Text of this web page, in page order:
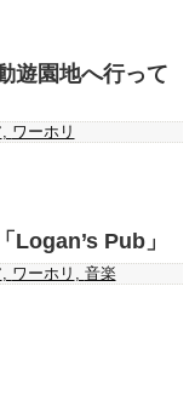
遊園地へ行って
, ワーホリ
Logan’s Pub」
, ワーホリ , 音楽